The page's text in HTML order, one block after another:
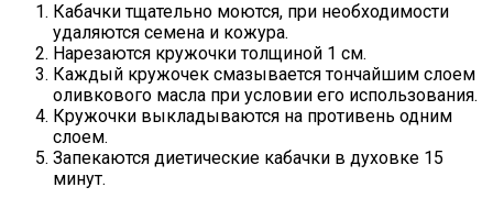
Кабачки тщательно моются, при необходимости
удаляются семена и кожура.
Нарезаются кружочки толщиной 1 см.
Каждый кружочек смазывается тончайшим слоем
оливкового масла при условии его использования.
Кружочки выкладываются на противень одним
слоем.
Запекаются диетические кабачки в духовке 15
минут.